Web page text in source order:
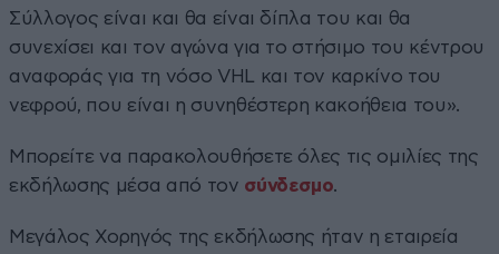
Σύλλογος είναι και θα είναι δίπλα του και θα
συνεχίσει και τον αγώνα για το στήσιμο του κέντρου
αναφοράς για τη νόσο VHL και τον καρκίνο του
νεφρού, που είναι η συνηθέστερη κακοήθεια του».
Μπορείτε να παρακολουθήσετε όλες τις ομιλίες της
εκδήλωσης μέσα από τον σύνδεσμο.
Μεγάλος Χορηγός της εκδήλωσης ήταν η εταιρεία